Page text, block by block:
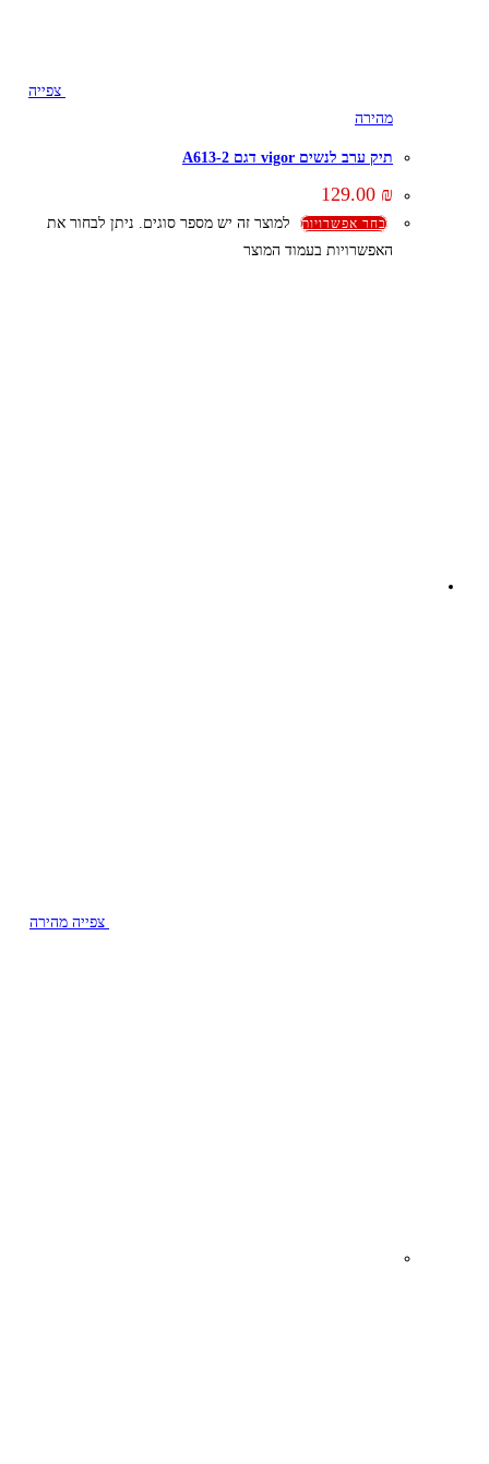
צפייה
מהירה
תיק ערב לנשים vigor דגם A613-2
129.00 ₪
בחר אפשרויות
למוצר זה יש מספר סוגים. ניתן לבחור את
האפשרויות בעמוד המוצר
צפייה מהירה